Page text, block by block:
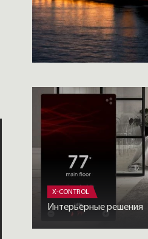
X-CONTROL
Интерьерные решения